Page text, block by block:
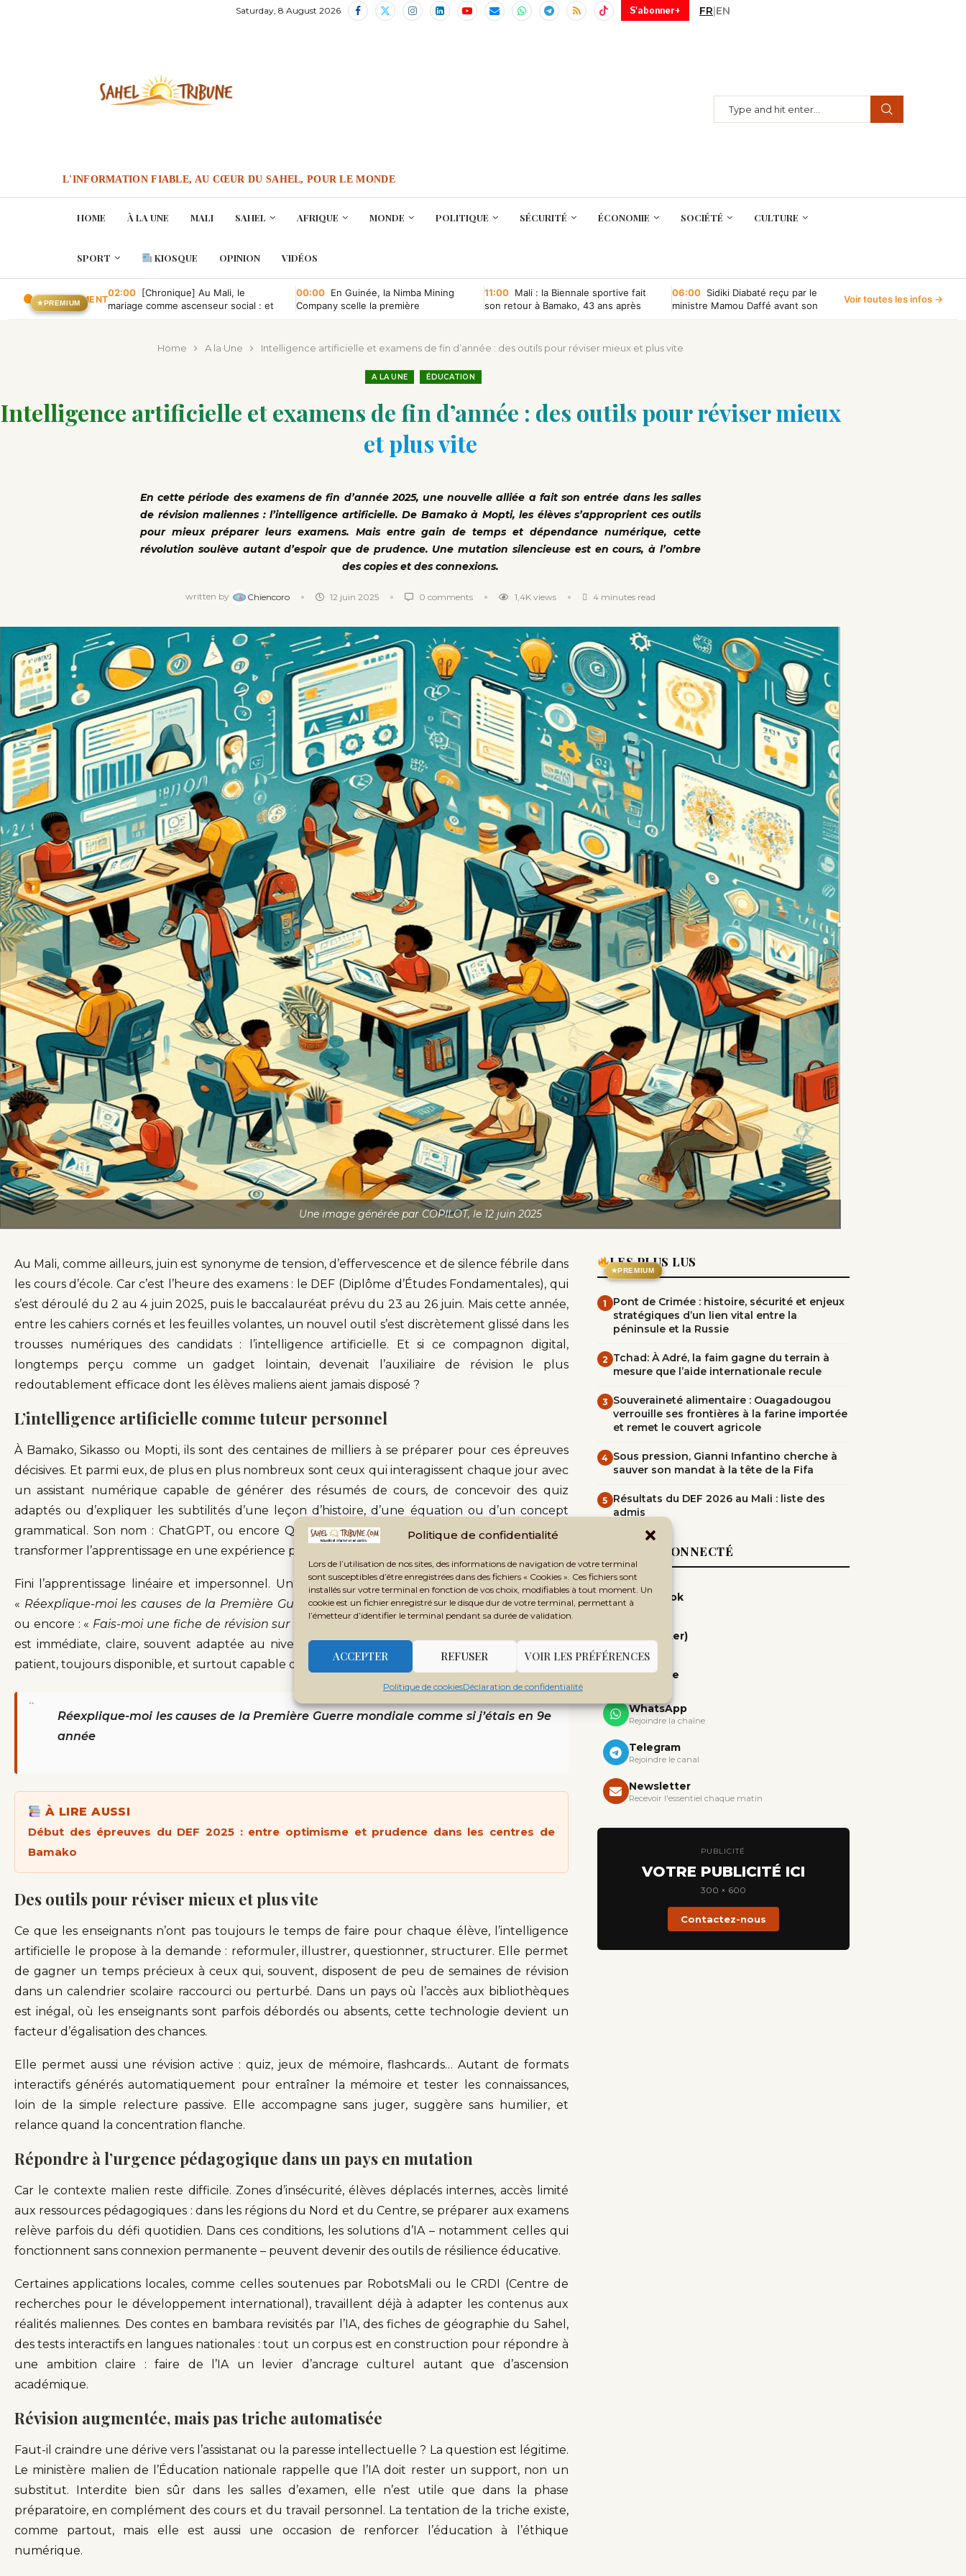
Politique de confidentialité
Lors de l’utilisation de nos sites, des informations de navigation de votre terminal
sont susceptibles d’être enregistrées dans des fichiers « Cookies ». Ces fichiers sont
installés sur votre terminal en fonction de vos choix, modifiables à tout moment. Un
cookie est un fichier enregistré sur le disque dur de votre terminal, permettant à
l’émetteur d’identifier le terminal pendant sa durée de validation.
ACCEPTER REFUSER VOIR LES PRÉFÉRENCES
Politique de cookiesDéclaration de confidentialité
Saturday, 8 August 2026 S'abonner+ FR EN
L'INFORMATION FIABLE, AU CŒUR DU SAHEL, POUR LE MONDE
HOME À LA UNE MALI SAHEL AFRIQUE MONDE POLITIQUE SÉCURITÉ ÉCONOMIE SOCIÉTÉ CULTURE
SPORT KIOSQUE OPINION VIDÉOS
EN CE MOMENT
★PREMIUM
02:00 [Chronique] Au Mali, le
mariage comme ascenseur social : et
00:00 En Guinée, la Nimba Mining
Company scelle la première
11:00 Mali : la Biennale sportive fait
son retour à Bamako, 43 ans après
06:00 Sidiki Diabaté reçu par le
ministre Mamou Daffé avant son
Voir toutes les infos →
Home A la Une Intelligence artificielle et examens de fin d’année : des outils pour réviser mieux et plus vite
A LA UNE ÉDUCATION
Intelligence artificielle et examens de fin d’année : des outils pour réviser mieux
et plus vite
En cette période des examens de fin d’année 2025, une nouvelle alliée a fait son entrée dans les salles
de révision maliennes : l’intelligence artificielle. De Bamako à Mopti, les élèves s’approprient ces outils
pour mieux préparer leurs examens. Mais entre gain de temps et dépendance numérique, cette
révolution soulève autant d’espoir que de prudence. Une mutation silencieuse est en cours, à l’ombre
des copies et des connexions.
written by Chiencoro 12 juin 2025 0 comments 1,4K views 4 minutes read
Une image générée par COPILOT, le 12 juin 2025
Au Mali, comme ailleurs, juin est synonyme de tension, d’effervescence et de silence fébrile dans
les cours d’école. Car c’est l’heure des examens : le DEF (Diplôme d’Études Fondamentales), qui
s’est déroulé du 2 au 4 juin 2025, puis le baccalauréat prévu du 23 au 26 juin. Mais cette année,
entre les cahiers cornés et les feuilles volantes, un nouvel outil s’est discrètement glissé dans les
trousses numériques des candidats : l’intelligence artificielle. Et si ce compagnon digital,
longtemps perçu comme un gadget lointain, devenait l’auxiliaire de révision le plus
redoutablement efficace dont les élèves maliens aient jamais disposé ?
L’intelligence artificielle comme tuteur personnel
À Bamako, Sikasso ou Mopti, ils sont des centaines de milliers à se préparer pour ces épreuves
décisives. Et parmi eux, de plus en plus nombreux sont ceux qui interagissent chaque jour avec
un assistant numérique capable de générer des résumés de cours, de concevoir des quiz
adaptés ou d’expliquer les subtilités d’une leçon d’histoire, d’une équation ou d’un concept
grammatical. Son nom : ChatGPT, ou encore Quizlet, Revisely, PDFgear, Edufiche. Leur rôle :
transformer l’apprentissage en une expérience personnalisée, dynamique, parfois ludique.
Fini l’apprentissage linéaire et impersonnel. Un élève peut aujourd’hui demander à une IA :
« Réexplique-moi les causes de la Première Guerre mondiale comme si j’étais en 9e année»,
ou encore : « Fais-moi une fiche de révision sur la digestion en SVT niveau Bac
est immédiate, claire, souvent adaptée au niveau de l’élève. L’IA devient alors un répétiteur
patient, toujours disponible, et surtout capable de moduler le contenu selon le besoin.
“
Réexplique-moi les causes de la Première Guerre mondiale comme si j’étais en 9e
année
À LIRE AUSSI
Début des épreuves du DEF 2025 : entre optimisme et prudence dans les centres de
Bamako
Des outils pour réviser mieux et plus vite
Ce que les enseignants n’ont pas toujours le temps de faire pour chaque élève, l’intelligence
artificielle le propose à la demande : reformuler, illustrer, questionner, structurer. Elle permet
de gagner un temps précieux à ceux qui, souvent, disposent de peu de semaines de révision
dans un calendrier scolaire raccourci ou perturbé. Dans un pays où l’accès aux bibliothèques
est inégal, où les enseignants sont parfois débordés ou absents, cette technologie devient un
facteur d’égalisation des chances.
Elle permet aussi une révision active : quiz, jeux de mémoire, flashcards… Autant de formats
interactifs générés automatiquement pour entraîner la mémoire et tester les connaissances,
loin de la simple relecture passive. Elle accompagne sans juger, suggère sans humilier, et
relance quand la concentration flanche.
Répondre à l’urgence pédagogique dans un pays en mutation
Car le contexte malien reste difficile. Zones d’insécurité, élèves déplacés internes, accès limité
aux ressources pédagogiques : dans les régions du Nord et du Centre, se préparer aux examens
relève parfois du défi quotidien. Dans ces conditions, les solutions d’IA – notamment celles qui
fonctionnent sans connexion permanente – peuvent devenir des outils de résilience éducative.
Certaines applications locales, comme celles soutenues par RobotsMali ou le CRDI (Centre de
recherches pour le développement international), travaillent déjà à adapter les contenus aux
réalités maliennes. Des contes en bambara revisités par l’IA, des fiches de géographie du Sahel,
des tests interactifs en langues nationales : tout un corpus est en construction pour répondre à
une ambition claire : faire de l’IA un levier d’ancrage culturel autant que d’ascension
académique.
Révision augmentée, mais pas triche automatisée
Faut-il craindre une dérive vers l’assistanat ou la paresse intellectuelle ? La question est légitime.
Le ministère malien de l’Éducation nationale rappelle que l’IA doit rester un support, non un
substitut. Interdite bien sûr dans les salles d’examen, elle n’est utile que dans la phase
préparatoire, en complément des cours et du travail personnel. La tentation de la triche existe,
comme partout, mais elle est aussi une occasion de renforcer l’éducation à l’éthique
numérique.
★PREMIUM
LES PLUS LUS
1
Pont de Crimée : histoire, sécurité et enjeux
stratégiques d’un lien vital entre la
péninsule et la Russie
2 Tchad: À Adré, la faim gagne du terrain à
mesure que l’aide internationale recule
3 Souveraineté alimentaire : Ouagadougou
verrouille ses frontières à la farine importée
et remet le couvert agricole
4 Sous pression, Gianni Infantino cherche à
sauver son mandat à la tête de la Fifa
5 Résultats du DEF 2026 au Mali : liste des
admis
RESTEZ CONNECTÉ
Facebook
X (Twitter)
YouTube
WhatsApp
Rejoindre la chaîne
Telegram
Rejoindre le canal
Newsletter
Recevoir l'essentiel chaque matin
PUBLICITÉ
VOTRE PUBLICITÉ ICI
300 × 600
Contactez-nous